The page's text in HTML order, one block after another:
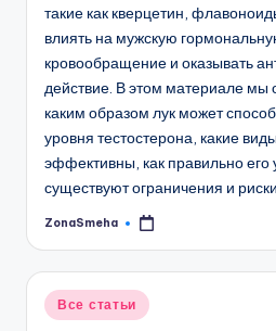
такие как кверцетин,
влиять на мужскую
кровообращение и оказывать
действие. В этом материале мы
каким образом лук может
уровня тестостерона, какие
эффективны, как правильно его
существуют ограничения и
Запись
ZonaSmeha
Опубликовано
Все статьи